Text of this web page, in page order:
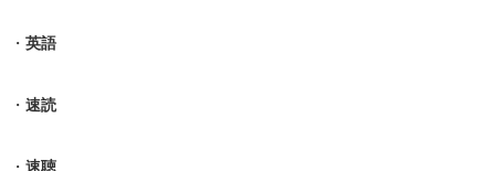
・ 英語
・ 速読
・ 速聴